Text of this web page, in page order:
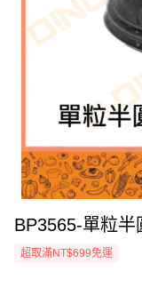
BP3565-單粒
超取滿NT$699免運